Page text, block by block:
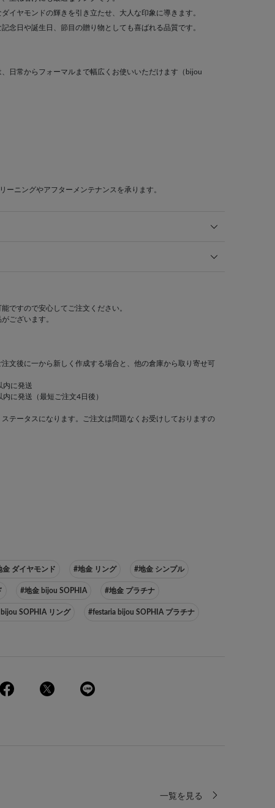
イヤモンドの輝きを引き立たせ、大人な印象に導きます。
念日や誕生日、節目の贈り物としても喜ばれる品質です。
日常からフォーマルまで幅広くお使いいただけます（bijou
ーニングやアフターメンテナンスを承ります。
ですので安心してご注文ください。
ございます。
注文後に一から新しく作成する場合と、他の倉庫から取り寄せ可
内に発送
に発送（最短ご注文4日後）
テータスになります。ご注文は問題なくお受けしておりますの
金 ダイヤモンド #地金 リング #地金 シンプル
#地金 bijou SOPHIA #地金 プラチナ
SOPHIA リング #festaria bijou SOPHIA プラチナ
一覧を見る